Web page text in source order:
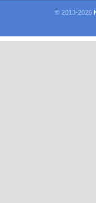
© 2013-2026